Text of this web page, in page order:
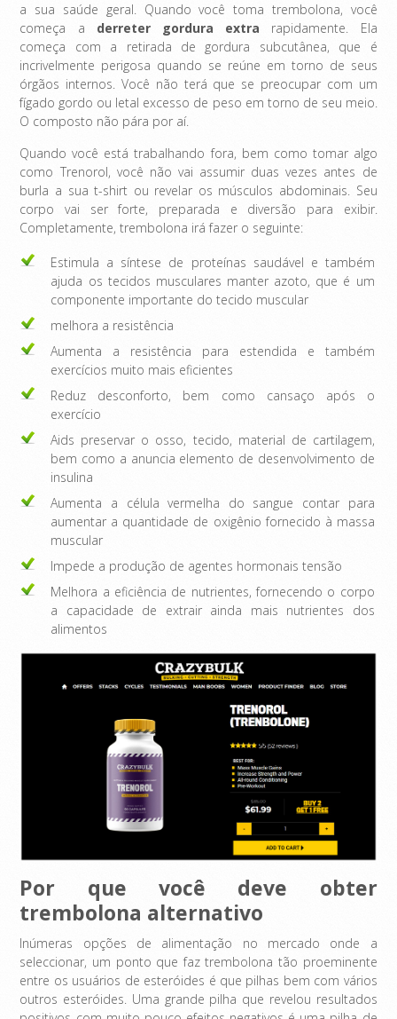
a sua saúde geral. Quando você toma trembolona, ​​você
começa a derreter gordura extra rapidamente. Ela
começa com a retirada de gordura subcutânea, que é
incrivelmente perigosa quando se reúne em torno de seus
órgãos internos. Você não terá que se preocupar com um
fígado gordo ou letal excesso de peso em torno de seu meio.
O composto não pára por aí.
Quando você está trabalhando fora, bem como tomar algo
como Trenorol, você não vai assumir duas vezes antes de
burla a sua t-shirt ou revelar os músculos abdominais. Seu
corpo vai ser forte, preparada e diversão para exibir.
Completamente, trembolona irá fazer o seguinte:
Estimula a síntese de proteínas saudável e também
ajuda os tecidos musculares manter azoto, que é um
componente importante do tecido muscular
melhora a resistência
Aumenta a resistência para estendida e também
exercícios muito mais eficientes
Reduz desconforto, bem como cansaço após o
exercício
Aids preservar o osso, tecido, material de cartilagem,
bem como a anuncia elemento de desenvolvimento de
insulina
Aumenta a célula vermelha do sangue contar para
aumentar a quantidade de oxigênio fornecido à massa
muscular
Impede a produção de agentes hormonais tensão
Melhora a eficiência de nutrientes, fornecendo o corpo
a capacidade de extrair ainda mais nutrientes dos
alimentos
Por que você deve obter
trembolona alternativo
Inúmeras opções de alimentação no mercado onde a
seleccionar, um ponto que faz trembolona tão proeminente
entre os usuários de esteróides é que pilhas bem com vários
outros esteróides. Uma grande pilha que revelou resultados